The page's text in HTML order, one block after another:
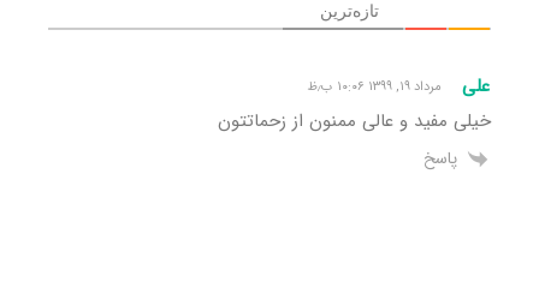
تازه‌ترین
علی مرداد ۱۹, ۱۳۹۹ ۱۰:۰۶ ب٫ظ
خیلی مفید و عالی ممنون از زحماتتون
پاسخ